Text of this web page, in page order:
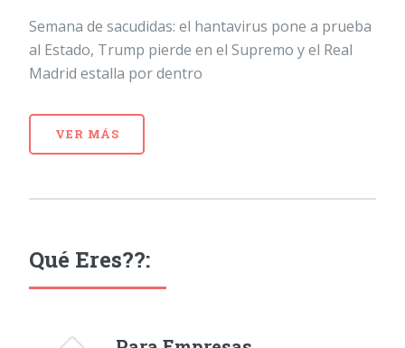
Semana de sacudidas: el hantavirus pone a prueba
al Estado, Trump pierde en el Supremo y el Real
Madrid estalla por dentro
VER MÁS
Qué Eres??: